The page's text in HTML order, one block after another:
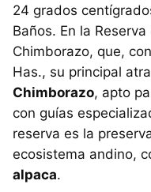
24 grados
Baños. En la
Chimborazo, que,
Has., su principal
Chimborazo, apto
con guías
reserva es la
ecosistema andino,
alpaca.